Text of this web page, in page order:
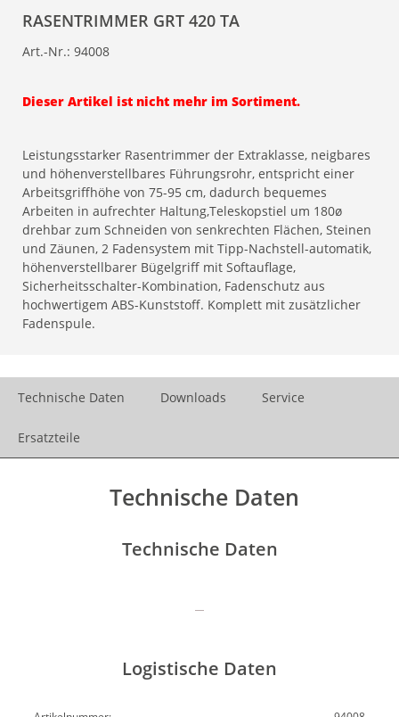
RASENTRIMMER GRT 420 TA
Art.-Nr.: 94008
Dieser Artikel ist nicht mehr im Sortiment.
Leistungsstarker Rasentrimmer der Extraklasse, neigbares
und höhenverstellbares Führungsrohr, entspricht einer
Arbeitsgriffhöhe von 75-95 cm, dadurch bequemes
Arbeiten in aufrechter Haltung,Teleskopstiel um 180ø
drehbar zum Schneiden von senkrechten Flächen, Steinen
und Zäunen, 2 Fadensystem mit Tipp-Nachstell-automatik,
höhenverstellbarer Bügelgriff mit Softauflage,
Sicherheitsschalter-Kombination, Fadenschutz aus
hochwertigem ABS-Kunststoff. Komplett mit zusätzlicher
Fadenspule.
Technische Daten Downloads Service
Ersatzteile
Technische Daten
Technische Daten
Logistische Daten